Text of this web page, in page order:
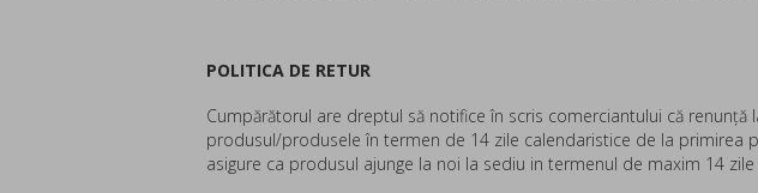
POLITICA DE RETUR
Cumpărătorul are dreptul să notifice în scris comerciantului că
produsul/produsele în termen de 14 zile calendaristice de la primirea
asigure ca produsul ajunge la noi la sediu in termenul de maxim 14